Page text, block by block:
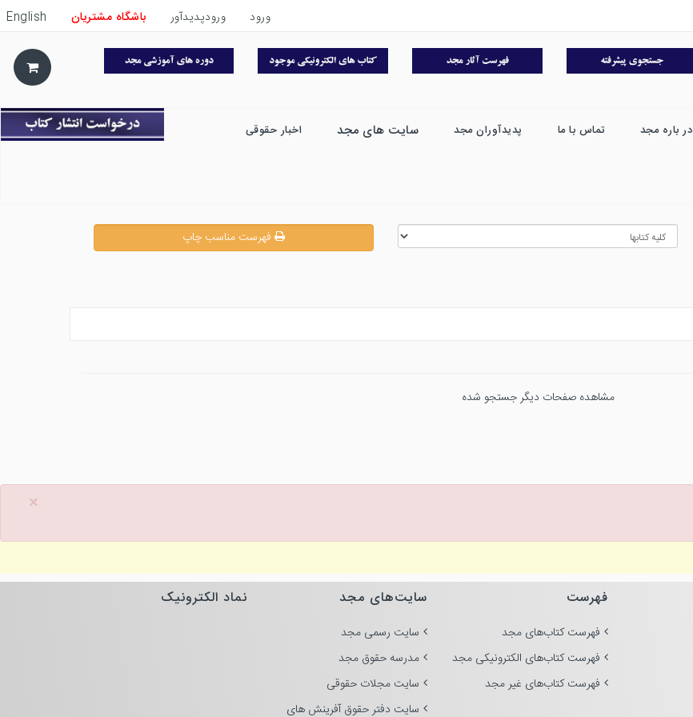
ورود ورودپدیدآور باشگاه مشتریان English
در باره مجد تماس با ما پدیدآوران مجد سایت های مجد اخبار حقوقی
فهرست مناسب چاپ
مشاهده صفحات دیگر جستجو شده
×
فهرست
فهرست کتاب‌های مجد
فهرست کتاب‌های الکترونیکی مجد
فهرست کتاب‌های غیر مجد
سایت‌های مجد
سایت رسمی مجد
مدرسه حقوق مجد
سایت مجلات حقوقی
سایت دفتر حقوق آفرینش های
نماد الکترونیک